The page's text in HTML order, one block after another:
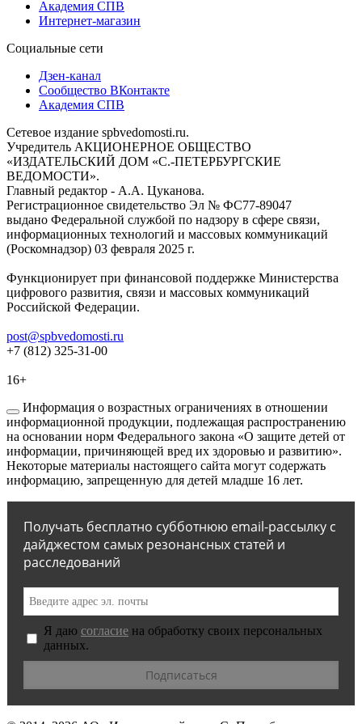
Академия СПВ
Интернет-магазин
Социальные сети
Дзен-канал
Сообщество ВКонтакте
Академия СПВ
Сетевое издание spbvedomosti.ru.
Учредитель АКЦИОНЕРНОЕ ОБЩЕСТВО
«ИЗДАТЕЛЬСКИЙ ДОМ «С.-ПЕТЕРБУРГСКИЕ
ВЕДОМОСТИ».
Главный редактор - А.А. Цуканова.
Регистрационное свидетельство Эл № ФС77-89047
выдано Федеральной службой по надзору в сфере связи,
информационных технологий и массовых коммуникаций
(Роскомнадзор) 03 февраля 2025 г.
Функционирует при финансовой поддержке Министерства
цифрового развития, связи и массовых коммуникаций
Российской Федерации.
post@spbvedomosti.ru
+7 (812) 325-31-00
16+
Информация о возрастных ограничениях в отношении
информационной продукции, подлежащая распространению
на основании норм Федерального закона «О защите детей от
информации, причиняющей вред их здоровью и развитию».
Некоторые материалы настоящего сайта могут содержать
информацию, запрещенную для детей младше 16 лет.
Получать бесплатно субботнюю email-рассылку с
дайджестом самых резонансных статей и
расследований
Я даю согласие на обработку своих персональных
данных.